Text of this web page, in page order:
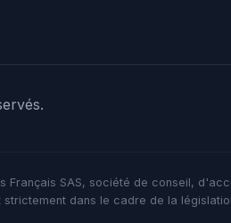
Français SAS, société de conseil,
dans le cadre de la